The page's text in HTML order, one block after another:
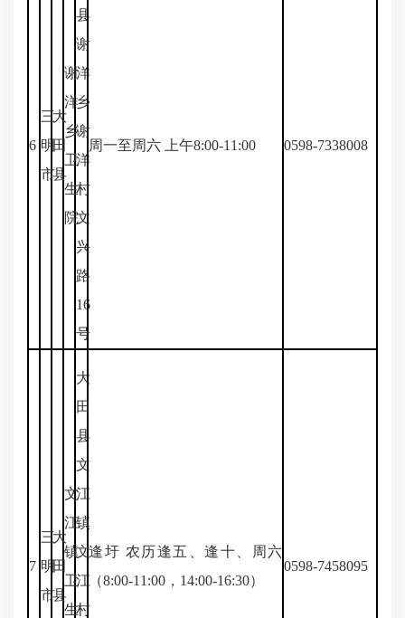
6
三
明
市
大
田
县
谢
洋
乡
卫
生
院
县
谢
洋
乡
谢
洋
村
文
兴
路
16
号
周一至周六 上午8:00-11:00 0598-7338008
7
三
明
市
大
田
县
文
江
镇
卫
生
大
田
县
文
江
镇
文
江
村
逢圩 农历逢五、逢十、周六
（8:00-11:00，14:00-16:30）
0598-7458095